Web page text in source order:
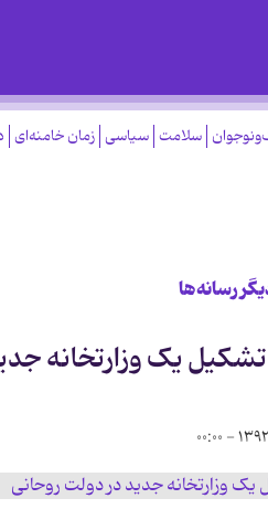
سلامت سیاسی زمان خامنه‌ای
رسانه‌ها
یک وزارتخانه